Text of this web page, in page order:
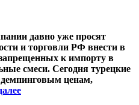
давно уже просят
и торговли РФ внести в
к импорту в
смеси. Сегодня турецкие
ценам,